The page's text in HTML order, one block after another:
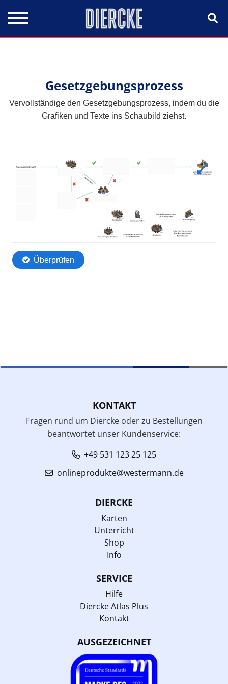
Gesetzgebungsprozess
Vervollständige den Gesetzgebungsprozess, indem du die
Grafiken und Texte ins Schaubild ziehst.
KONTAKT
Fragen rund um Diercke oder zu Bestellungen
beantwortet unser Kundenservice:
+49 531 123 25 125
onlineprodukte@westermann.de
DIERCKE
Karten
Unterricht
Shop
Info
SERVICE
Hilfe
Diercke Atlas Plus
Kontakt
AUSGEZEICHNET